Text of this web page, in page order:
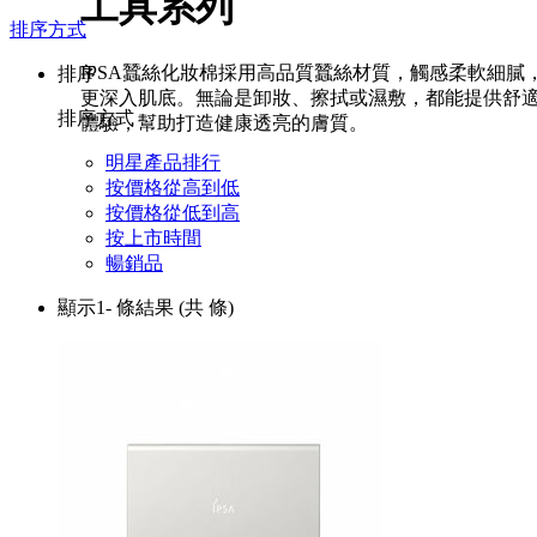
IPSA蠶絲化妝棉採用高品質蠶絲材質，觸感柔軟細膩
更深入肌底。無論是卸妝、擦拭或濕敷，都能提供舒
體驗，幫助打造健康透亮的膚質。
排序方式
排序
排序方式
明星產品排行
按價格從高到低
按價格從低到高
按上市時間
暢銷品
顯示1- 條結果 (共 條)